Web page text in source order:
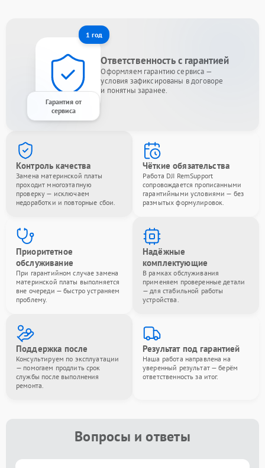
1 год
Гарантия от
сервиса
Ответственность с гарантией
Оформляем гарантию сервиса —
условия зафиксированы в договоре
и понятны заранее.
Контроль качества
Замена материнской платы
проходит многоэтапную
проверку — исключаем
недоработки и повторные сбои.
Чёткие обязательства
Работа DJI RemSupport
сопровождается прописанными
гарантийными условиями — без
размытых формулировок.
Приоритетное
обслуживание
При гарантийном случае замена
материнской платы выполняется
вне очереди — быстро устраняем
проблему.
Надёжные
комплектующие
В рамках обслуживания
применяем проверенные детали
— для стабильной работы
устройства.
Поддержка после
Консультируем по эксплуатации
— помогаем продлить срок
службы после выполнения
ремонта.
Результат под гарантией
Наша работа направлена на
уверенный результат — берём
ответственность за итог.
Вопросы и ответы